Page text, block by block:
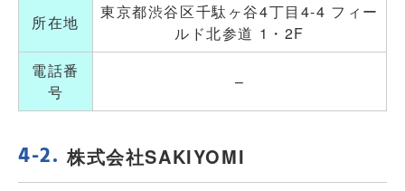
所在地
東京都渋谷区千駄ヶ谷4丁目4-4 フィー
ルド北参道 1・2F
電話番
号
–
株式会社SAKIYOMI